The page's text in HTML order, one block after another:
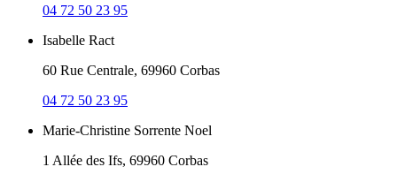
04 72 50 23 95
Isabelle Ract
60 Rue Centrale, 69960 Corbas
04 72 50 23 95
Marie-Christine Sorrente Noel
1 Allée des Ifs, 69960 Corbas